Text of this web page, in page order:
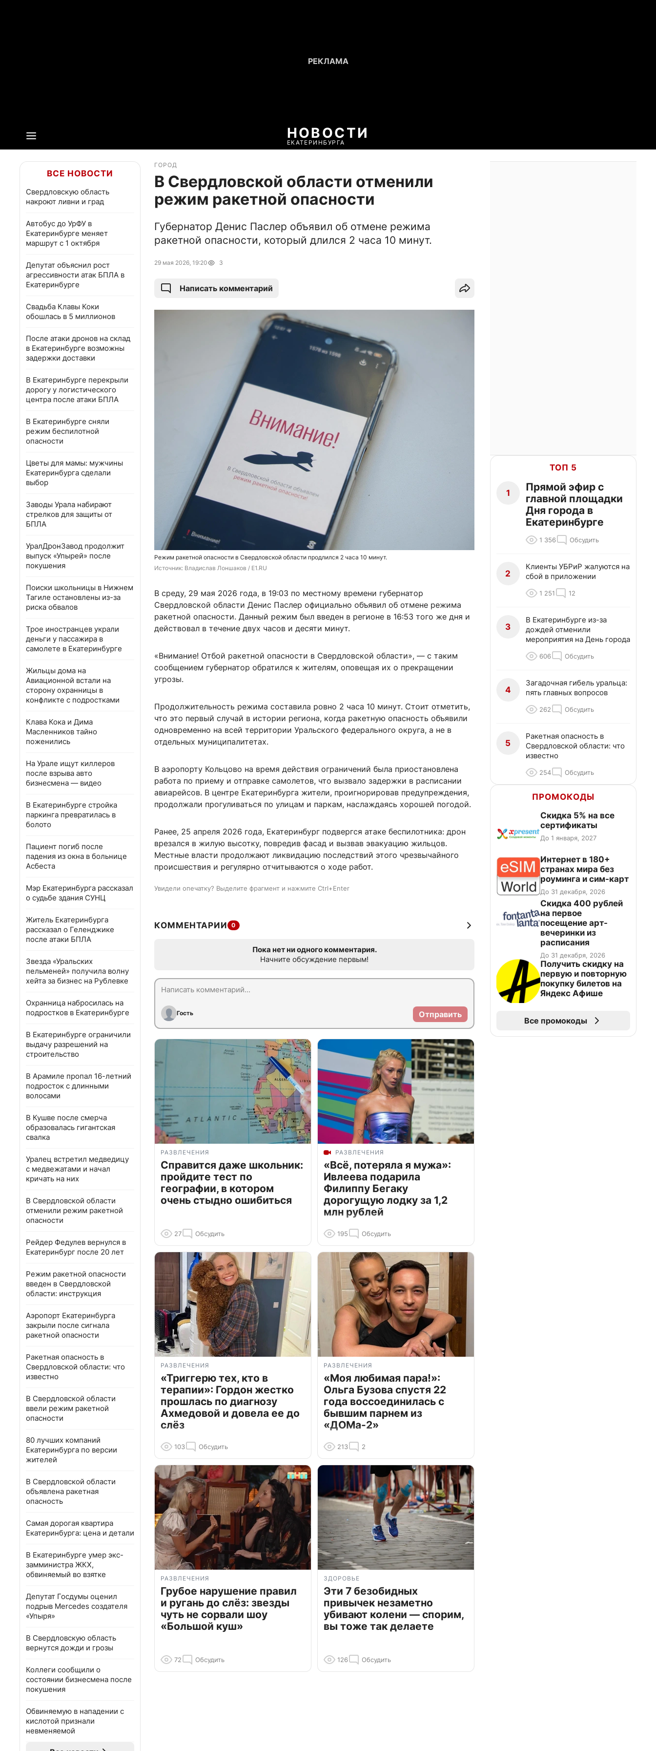
НОВОСТИ
ЕКАТЕРИНБУРГА
ВСЕ НОВОСТИ
Свердловскую область
накроют ливни и град
Автобус до УрФУ в
Екатеринбурге меняет
маршрут с 1 октября
Депутат объяснил рост
агрессивности атак БПЛА в
Екатеринбурге
Свадьба Клавы Коки
обошлась в 5 миллионов
После атаки дронов на склад
в Екатеринбурге возможны
задержки доставки
В Екатеринбурге перекрыли
дорогу у логистического
центра после атаки БПЛА
В Екатеринбурге сняли
режим беспилотной
опасности
Цветы для мамы: мужчины
Екатеринбурга сделали
выбор
Заводы Урала набирают
стрелков для защиты от
БПЛА
УралДронЗавод продолжит
выпуск «Упырей» после
покушения
Поиски школьницы в Нижнем
Тагиле остановлены из-за
риска обвалов
Трое иностранцев украли
деньги у пассажира в
самолете в Екатеринбурге
Жильцы дома на
Авиационной встали на
сторону охранницы в
конфликте с подростками
Клава Кока и Дима
Масленников тайно
поженились
На Урале ищут киллеров
после взрыва авто
бизнесмена — видео
В Екатеринбурге стройка
паркинга превратилась в
болото
Пациент погиб после
падения из окна в больнице
Асбеста
Мэр Екатеринбурга рассказал
о судьбе здания СУНЦ
Житель Екатеринбурга
рассказал о Геленджике
после атаки БПЛА
Звезда «Уральских
пельменей» получила волну
хейта за бизнес на Рублевке
Охранница набросилась на
подростков в Екатеринбурге
В Екатеринбурге ограничили
выдачу разрешений на
строительство
В Арамиле пропал 16-летний
подросток с длинными
волосами
В Кушве после смерча
образовалась гигантская
свалка
Уралец встретил медведицу
с медвежатами и начал
кричать на них
В Свердловской области
отменили режим ракетной
опасности
Рейдер Федулев вернулся в
Екатеринбург после 20 лет
Режим ракетной опасности
введен в Свердловской
области: инструкция
Аэропорт Екатеринбурга
закрыли после сигнала
ракетной опасности
Ракетная опасность в
Свердловской области: что
известно
В Свердловской области
ввели режим ракетной
опасности
80 лучших компаний
Екатеринбурга по версии
жителей
В Свердловской области
объявлена ракетная
опасность
Самая дорогая квартира
Екатеринбурга: цена и детали
В Екатеринбурге умер экс-
замминистра ЖКХ,
обвиняемый во взятке
Депутат Госдумы оценил
подрыв Mercedes создателя
«Упыря»
В Свердловскую область
вернутся дожди и грозы
Коллеги сообщили о
состоянии бизнесмена после
покушения
Обвиняемую в нападении с
кислотой признали
невменяемой
ГОРОД
В Свердловской области отменили
режим ракетной опасности
Губернатор Денис Паслер объявил об отмене режима
ракетной опасности, который длился 2 часа 10 минут.
29 мая 2026, 19:20 3
Написать комментарий
Режим ракетной опасности в Свердловской области продлился 2 часа 10 минут.
Источник: Владислав Лоншаков / E1.RU
В среду, 29 мая 2026 года, в 19:03 по местному времени губернатор
Свердловской области Денис Паслер официально объявил об отмене режима
ракетной опасности. Данный режим был введен в регионе в 16:53 того же дня и
действовал в течение двух часов и десяти минут.
«Внимание! Отбой ракетной опасности в Свердловской области», — с таким
сообщением губернатор обратился к жителям, оповещая их о прекращении
угрозы.
Продолжительность режима составила ровно 2 часа 10 минут. Стоит отметить,
что это первый случай в истории региона, когда ракетную опасность объявили
одновременно на всей территории Уральского федерального округа, а не в
отдельных муниципалитетах.
В аэропорту Кольцово на время действия ограничений была приостановлена
работа по приему и отправке самолетов, что вызвало задержки в расписании
авиарейсов. В центре Екатеринбурга жители, проигнорировав предупреждения,
продолжали прогуливаться по улицам и паркам, наслаждаясь хорошей погодой.
Ранее, 25 апреля 2026 года, Екатеринбург подвергся атаке беспилотника: дрон
врезался в жилую высотку, повредив фасад и вызвав эвакуацию жильцов.
Местные власти продолжают ликвидацию последствий этого чрезвычайного
происшествия и регулярно отчитываются о ходе работ.
Увидели опечатку? Выделите фрагмент и нажмите Ctrl+Enter
КОММЕНТАРИИ 0
Пока нет ни одного комментария.
Начните обсуждение первым!
Гость Отправить
РАЗВЛЕЧЕНИЯ
Справится даже школьник:
пройдите тест по
географии, в котором
очень стыдно ошибиться
27 Обсудить
РАЗВЛЕЧЕНИЯ
«Всё, потеряла я мужа»:
Ивлеева подарила
Филиппу Бегаку
дорогущую лодку за 1,2
млн рублей
195 Обсудить
РАЗВЛЕЧЕНИЯ
«Триггерю тех, кто в
терапии»: Гордон жестко
прошлась по диагнозу
Ахмедовой и довела ее до
слёз
103 Обсудить
РАЗВЛЕЧЕНИЯ
«Моя любимая пара!»:
Ольга Бузова спустя 22
года воссоединилась с
бывшим парнем из
«ДОМа-2»
213 2
РАЗВЛЕЧЕНИЯ
Грубое нарушение правил
и ругань до слёз: звезды
чуть не сорвали шоу
«Большой куш»
72 Обсудить
ЗДОРОВЬЕ
Эти 7 безобидных
привычек незаметно
убивают колени — спорим,
вы тоже так делаете
126 Обсудить
ТОП 5
1
Прямой эфир с
главной площадки
Дня города в
Екатеринбурге
1 356 Обсудить
2
Клиенты УБРиР жалуются на
сбой в приложении
1 251 12
3
В Екатеринбурге из-за
дождей отменили
мероприятия на День города
606 Обсудить
4
Загадочная гибель уральца:
пять главных вопросов
262 Обсудить
5
Ракетная опасность в
Свердловской области: что
известно
254 Обсудить
ПРОМОКОДЫ
Скидка 5% на все
сертификаты
До 1 января, 2027
Интернет в 180+
странах мира без
роуминга и сим-карт
До 31 декабря, 2026
Cкидка 400 рублей
на первое
посещение арт-
вечеринки из
расписания
До 31 декабря, 2026
Получить скидку на
первую и повторную
покупку билетов на
Яндекс Афише
Все промокоды